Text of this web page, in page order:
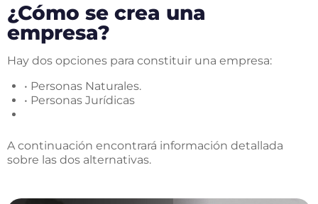
¿Cómo se crea una
empresa?
Hay dos opciones para constituir una empresa:
• Personas Naturales.
• Personas Jurídicas
A continuación encontrará información detallada
sobre las dos alternativas.